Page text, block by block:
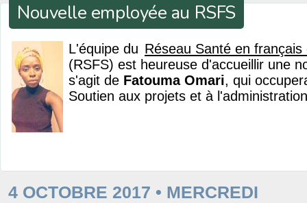
Nouvelle employée au RSFS
L'équipe du Réseau Santé en
(RSFS) est heureuse d'accueillir une
s'agit de Fatouma Omari, qui
Soutien aux projets et à
4 OCTOBRE 2017 • MERCREDI